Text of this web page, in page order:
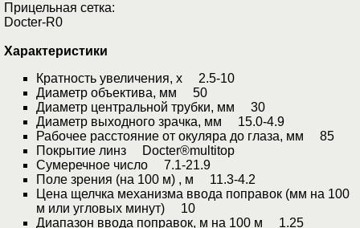
Прицельная сетка:
Docter-R0
Характеристики
Кратность увеличения, х 2.5-10
Диаметр объектива, мм 50
Диаметр центральной трубки, мм 30
Диаметр выходного зрачка, мм 15.0-4.9
Рабочее расстояние от окуляра до глаза, мм 85
Покрытие линз Docter®multitop
Сумеречное число 7.1-21.9
Поле зрения (на 100 м) , м 11.3-4.2
Цена щелчка механизма ввода поправок (мм на 100
м или угловых минут) 10
Диапазон ввода поправок, м на 100 м 1.25